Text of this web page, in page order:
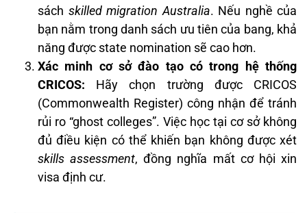
sách skilled migration Australia. Nếu nghề của
bạn nằm trong danh sách ưu tiên của bang, khả
năng được state nomination sẽ cao hơn.
Xác minh cơ sở đào tạo có trong hệ thống
CRICOS: Hãy chọn trường được CRICOS
(Commonwealth Register) công nhận để tránh
rủi ro “ghost colleges”. Việc học tại cơ sở không
đủ điều kiện có thể khiến bạn không được xét
skills assessment, đồng nghĩa mất cơ hội xin
visa định cư.